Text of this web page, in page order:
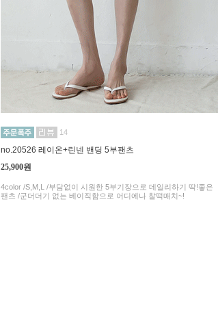
14
no.20526 레이온+린넨 밴딩 5부팬츠
25,900원
4color /S,M,L /부담없이 시원한 5부기장으로 데일리하기 딱!좋은
팬츠 /군더더기 없는 베이직함으로 어디에나 찰떡매치~!